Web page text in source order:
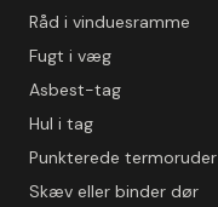
Råd i vinduesramme
Fugt i væg
Asbest-tag
Hul i tag
Punkterede termoruder
Skæv eller binder dør